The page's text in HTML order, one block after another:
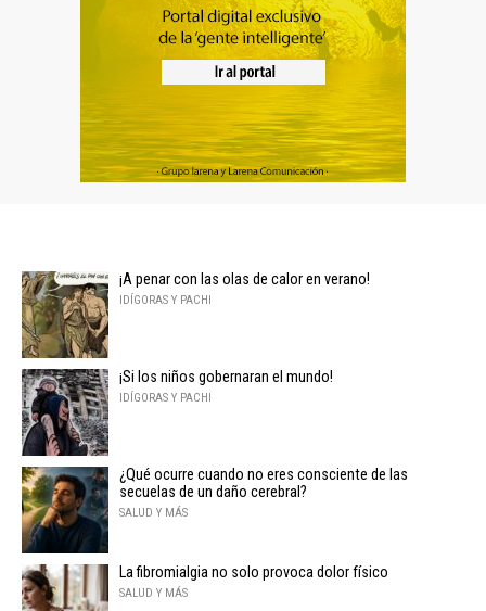
¡A penar con las olas de calor en verano!
IDÍGORAS Y PACHI
¡Si los niños gobernaran el mundo!
IDÍGORAS Y PACHI
¿Qué ocurre cuando no eres consciente de las
secuelas de un daño cerebral?
SALUD Y MÁS
La fibromialgia no solo provoca dolor físico
SALUD Y MÁS